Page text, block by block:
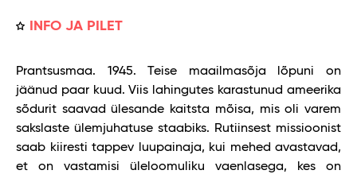
INFO JA PILET
Prantsusmaa. 1945. Teise maailmasõja lõpuni on
jäänud paar kuud. Viis lahingutes karastunud ameerika
sõdurit saavad ülesande kaitsta mõisa, mis oli varem
sakslaste ülemjuhatuse staabiks. Rutiinsest missioonist
saab kiiresti tappev luupainaja, kui mehed avastavad,
et on vastamisi üleloomuliku vaenlasega, kes on